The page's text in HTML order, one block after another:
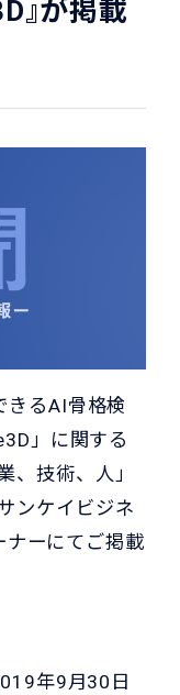
』が掲載
きるAI骨格検
」に関する
、技術、人」
ンケイビジネ
ーにてご掲載
年9月30日